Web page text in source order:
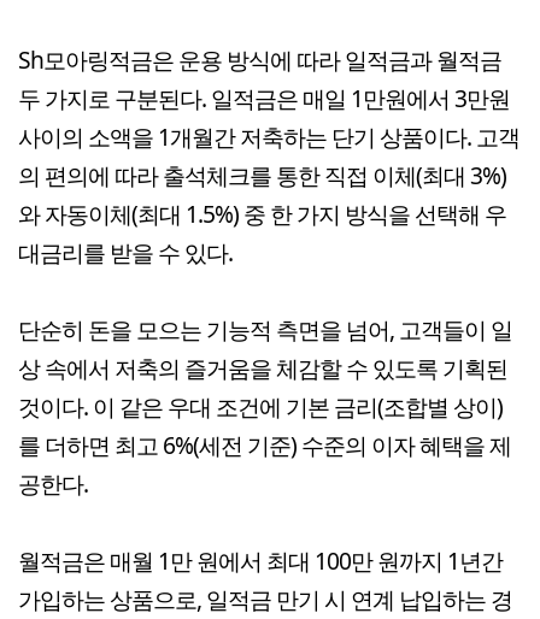
Sh모아링적금은 운용 방식에 따라 일적금과 월적금
두 가지로 구분된다. 일적금은 매일 1만원에서 3만원
사이의 소액을 1개월간 저축하는 단기 상품이다. 고객
의 편의에 따라 출석체크를 통한 직접 이체(최대 3%)
와 자동이체(최대 1.5%) 중 한 가지 방식을 선택해 우
대금리를 받을 수 있다.
단순히 돈을 모으는 기능적 측면을 넘어, 고객들이 일
상 속에서 저축의 즐거움을 체감할 수 있도록 기획된
것이다. 이 같은 우대 조건에 기본 금리(조합별 상이)
를 더하면 최고 6%(세전 기준) 수준의 이자 혜택을 제
공한다.
월적금은 매월 1만 원에서 최대 100만 원까지 1년간
가입하는 상품으로, 일적금 만기 시 연계 납입하는 경